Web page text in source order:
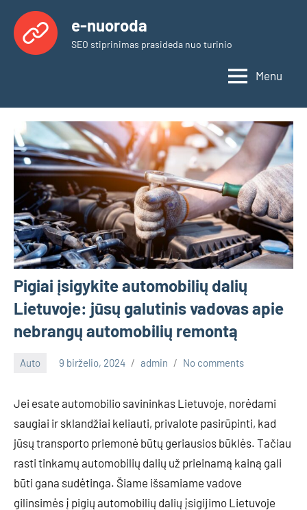
content
e-nuoroda
SEO stiprinimas prasideda nuo turinio
Menu
Pigiai įsigykite automobilių dalių
Lietuvoje: jūsų galutinis vadovas apie
nebrangų automobilių remontą
Auto 9 birželio, 2024 admin No comments
Jei esate automobilio savininkas Lietuvoje, norėdami
saugiai ir sklandžiai keliauti, privalote pasirūpinti, kad
jūsų transporto priemonė būtų geriausios būklės. Tačiau
rasti tinkamų automobilių dalių už prieinamą kainą gali
būti gana sudėtinga. Šiame išsamiame vadove
gilinsimės į pigių automobilių dalių įsigijimo Lietuvoje